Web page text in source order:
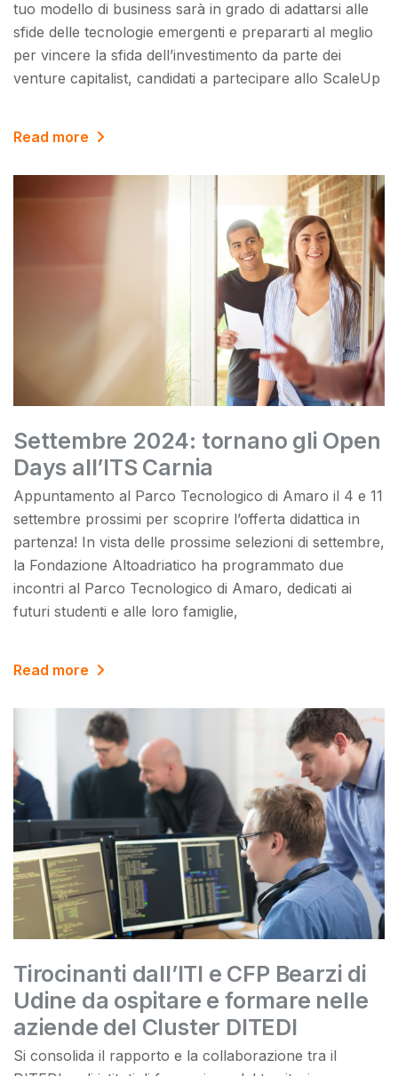
tuo modello di business sarà in grado di adattarsi alle
sfide delle tecnologie emergenti e prepararti al meglio
per vincere la sfida dell’investimento da parte dei
venture capitalist, candidati a partecipare allo ScaleUp
Read more
Settembre 2024: tornano gli Open
Days all’ITS Carnia
Appuntamento al Parco Tecnologico di Amaro il 4 e 11
settembre prossimi per scoprire l’offerta didattica in
partenza! In vista delle prossime selezioni di settembre,
la Fondazione Altoadriatico ha programmato due
incontri al Parco Tecnologico di Amaro, dedicati ai
futuri studenti e alle loro famiglie,
Read more
Tirocinanti dall’ITI e CFP Bearzi di
Udine da ospitare e formare nelle
aziende del Cluster DITEDI
Si consolida il rapporto e la collaborazione tra il